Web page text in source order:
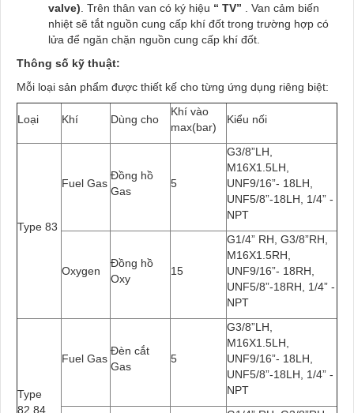
valve). Trên thân van có ký hiệu “ TV” . Van cảm biến
nhiệt sẽ tắt nguồn cung cấp khí đốt trong trường hợp có
lửa để ngăn chặn nguồn cung cấp khí đốt.
Thông số kỹ thuật:
Mỗi loại sản phẩm được thiết kế cho từng ứng dụng riêng biệt:
Loại Khí Dùng cho
Khí vào
max(bar)
Kiểu nối
Type 83
Fuel Gas
Đồng hồ
Gas
5
G3/8”LH,
M16X1.5LH,
UNF9/16”- 18LH,
UNF5/8”-18LH, 1/4” -
NPT
Oxygen
Đồng hồ
Oxy
15
G1/4” RH, G3/8”RH,
M16X1.5RH,
UNF9/16”- 18RH,
UNF5/8”-18RH, 1/4” -
NPT
Type
82,84
Fuel Gas
Đèn cắt
Gas
5
G3/8”LH,
M16X1.5LH,
UNF9/16”- 18LH,
UNF5/8”-18LH, 1/4” -
NPT